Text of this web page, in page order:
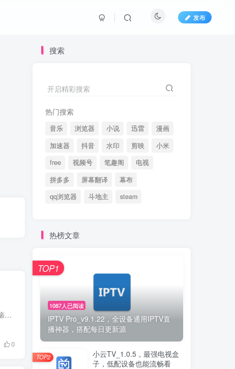
发布
时代的变化，我们接触越来越多的新事物的同时也在苦恼新事物出现的太快而感到无奈和懊恼。总是觉得新东西出的太快，旧的东西都还没适应呢。相信你们都见过，Windows 10系统三天两头在不经过用户...
0
搜索
开启精彩搜索
热门搜索
音乐 浏览器 小说 迅雷
漫画
加速器
抖音 水印 剪映
小米
free
视频号 笔趣阁
电视
拼多多
屏幕翻译
幕布
qq浏览器
斗地主 steam
热榜文章
1087人已阅读
IPTV Pro_v9.1.22，全设备通用IPTV直
播神器，搭配每日更新源
TOP1
小云TV_1.0.5，最强电视盒
子，低配设备也能流畅看
TOP2